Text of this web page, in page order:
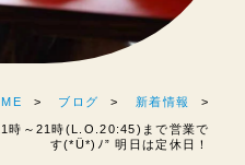
ブログ 新着情報
時～21時(L.O.20:45)まで営業で
す(*Ü*)ﾉ” 明日は定休日！